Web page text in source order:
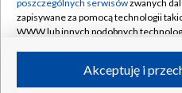
System NOS
Informacje o nadawcy
Program dla prasy
poszczególnych serwisówzwanych
zapisywane za pomocą technologii
WWW lub innych podobnych
ruchu w Internecie.Akceptuję i